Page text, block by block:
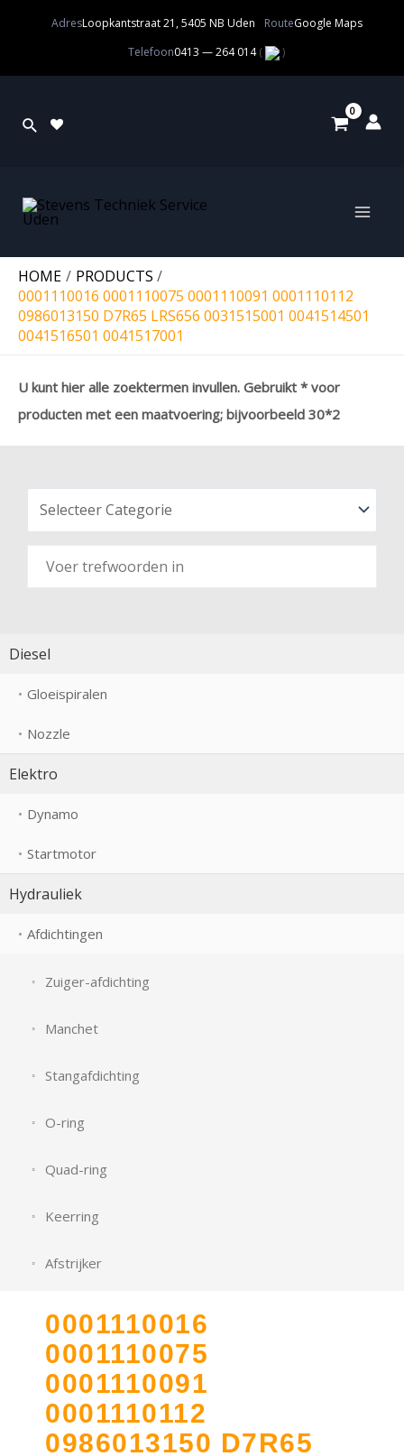
AdresLoopkantstraat 21, 5405 NB Uden RouteGoogle Maps
Telefoon0413 — 264 014( )
HOME
PRODUCTS
0001110016 0001110075 0001110091 0001110112
0986013150 D7R65 LRS656 0031515001 0041514501
0041516501 0041517001
U kunt hier alle zoektermen invullen. Gebruikt * voor
producten met een maatvoering; bijvoorbeeld 30*2
Diesel
Gloeispiralen
Nozzle
Elektro
Dynamo
Startmotor
Hydrauliek
Afdichtingen
Zuiger-afdichting
Manchet
Stangafdichting
O-ring
Quad-ring
Keerring
Afstrijker
0001110016
0001110075
0001110091
0001110112
0986013150 D7R65